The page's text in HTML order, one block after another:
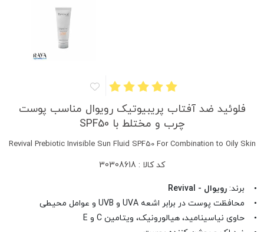
فلوئید ضد آفتاب پریبیوتیک رویوال مناسب پوست
چرب و مختلط با SPF50
Revival Prebiotic Invisible Sun Fluid SPF50 For Combination to Oily Skin
کد کالا : 30308618
• برند: رویوال - Revival
• محافظت پوست در برابر اشعه UVA و UVB و عوامل محیطی
• حاوی نیاسینامید، هیالورونیک، ویتامین C و E